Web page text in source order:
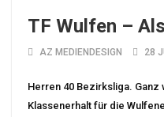
TF Wulfen –
AZ MEDIENDESIGN 28
Herren 40 Bezirksliga.
Klassenerhalt für die